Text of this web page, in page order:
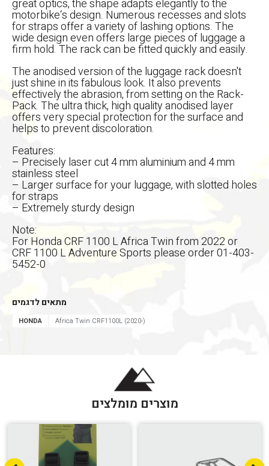
great optics, the shape adapts elegantly to the
motorbike‘s design. Numerous recesses and slots
for straps offer a variety of lashing options. The
wide design even offers large pieces of luggage a
firm hold. The rack can be fitted quickly and easily.
The anodised version of the luggage rack doesn't
just shine in its fabulous look. It also prevents
effectively the abrasion, from setting on the Rack-
Pack. The ultra thick, high quality anodised layer
offers very special protection for the surface and
helps to prevent discoloration.
Features:
– Precisely laser cut 4 mm aluminium and 4 mm
stainless steel
– Larger surface for your luggage, with slotted holes
for straps
– Extremely sturdy design
Note:
For Honda CRF 1100 L Africa Twin from 2022 or
CRF 1100 L Adventure Sports please order 01-403-
5452-0
מתאים לדגמים
HONDA Africa Twin CRF1100L (2020-)
מוצרים מומלצים
אפס